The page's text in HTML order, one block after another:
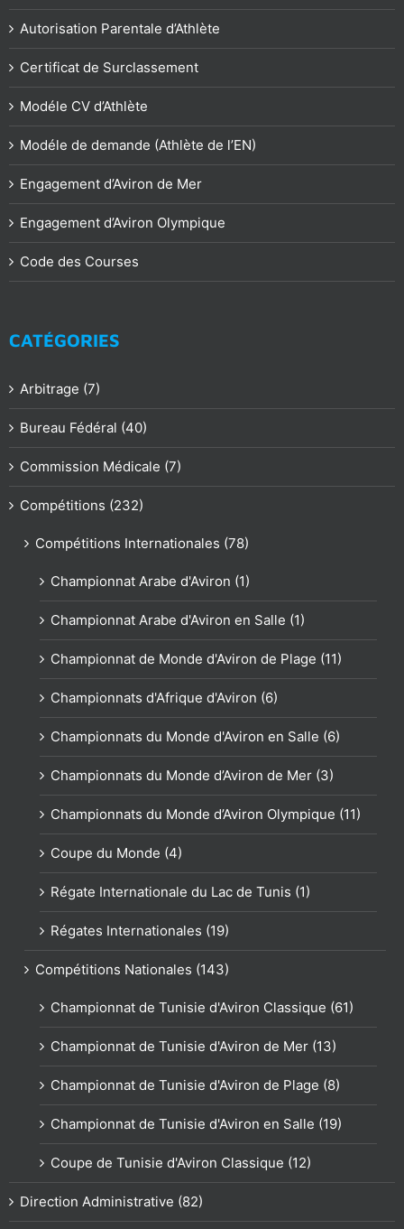
Autorisation Parentale d’Athlète
Certificat de Surclassement
Modéle CV d’Athlète
Modéle de demande (Athlète de l’EN)
Engagement d’Aviron de Mer
Engagement d’Aviron Olympique
Code des Courses
CATÉGORIES
Arbitrage (7)
Bureau Fédéral (40)
Commission Médicale (7)
Compétitions (232)
Compétitions Internationales (78)
Championnat Arabe d'Aviron (1)
Championnat Arabe d'Aviron en Salle (1)
Championnat de Monde d'Aviron de Plage (11)
Championnats d'Afrique d'Aviron (6)
Championnats du Monde d'Aviron en Salle (6)
Championnats du Monde d’Aviron de Mer (3)
Championnats du Monde d’Aviron Olympique (11)
Coupe du Monde (4)
Régate Internationale du Lac de Tunis (1)
Régates Internationales (19)
Compétitions Nationales (143)
Championnat de Tunisie d'Aviron Classique (61)
Championnat de Tunisie d'Aviron de Mer (13)
Championnat de Tunisie d'Aviron de Plage (8)
Championnat de Tunisie d'Aviron en Salle (19)
Coupe de Tunisie d'Aviron Classique (12)
Direction Administrative (82)